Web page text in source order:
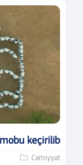
keçirilib
Cəmiyyət